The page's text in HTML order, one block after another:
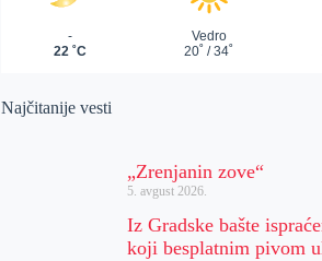
Najčitanije vesti
„Zrenjanin zove“
5. avgust 2026.
Iz Gradske bašte
koji besplatnim pivom